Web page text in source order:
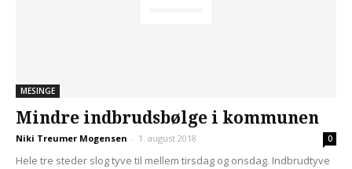
MESINGE
Mindre indbrudsbølge i kommunen
Niki Treumer Mogensen - 1. august 2018 0
Hele tre steder slog tyve til mellem tirsdag og onsdag. Indbrudtyve